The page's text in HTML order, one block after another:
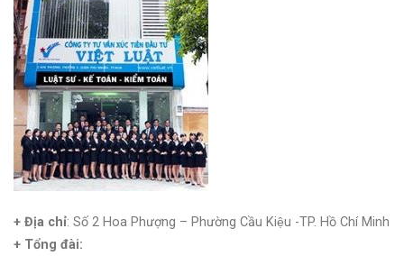
+ Địa chỉ: Số 2 Hoa Phượng – Phường Cầu Kiệu -TP. Hồ Chí Minh
+ Tổng đài: